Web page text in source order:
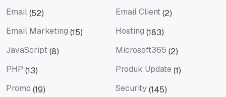
Email(52) Email Client(2)
Email Marketing (15) Hosting (183)
JavaScript(8) Microsoft365 (2)
PHP (13) Produk Update (1)
Promo (19) Security(145)